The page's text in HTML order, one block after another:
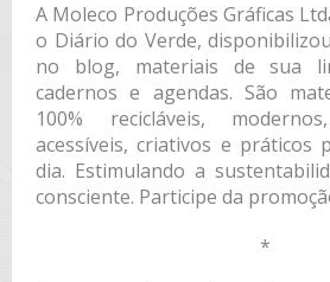
A Moleco Produções Gráficas
o Diário do Verde,
no blog, materiais de sua
cadernos e agendas. São
100% recicláveis,
acessíveis, criativos e práticos
dia. Estimulando a
consciente. Participe da
*